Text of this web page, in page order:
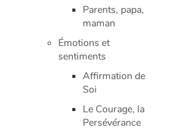
Parents, papa,
maman
Émotions et
sentiments
Affirmation de
Soi
Le Courage, la
Persévérance